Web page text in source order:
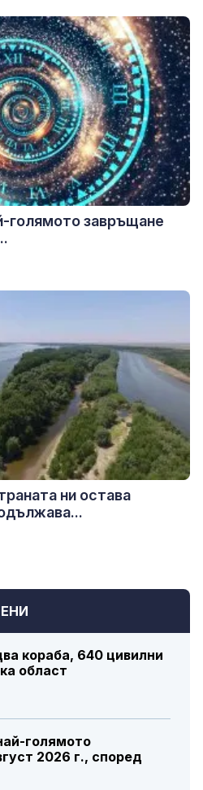
кораба, 640 цивилни
област
голямото
2026 г., според
голямото завръщане
ни остава